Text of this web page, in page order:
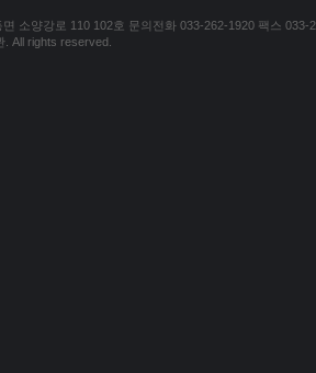
소양강로 110 102호 문의전화 033-262-1920 팩스 033-
All rights reserved.